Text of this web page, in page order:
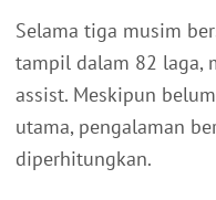
Selama tiga musim
tampil dalam 82 laga,
assist. Meskipun
utama, pengalaman
diperhitungkan.